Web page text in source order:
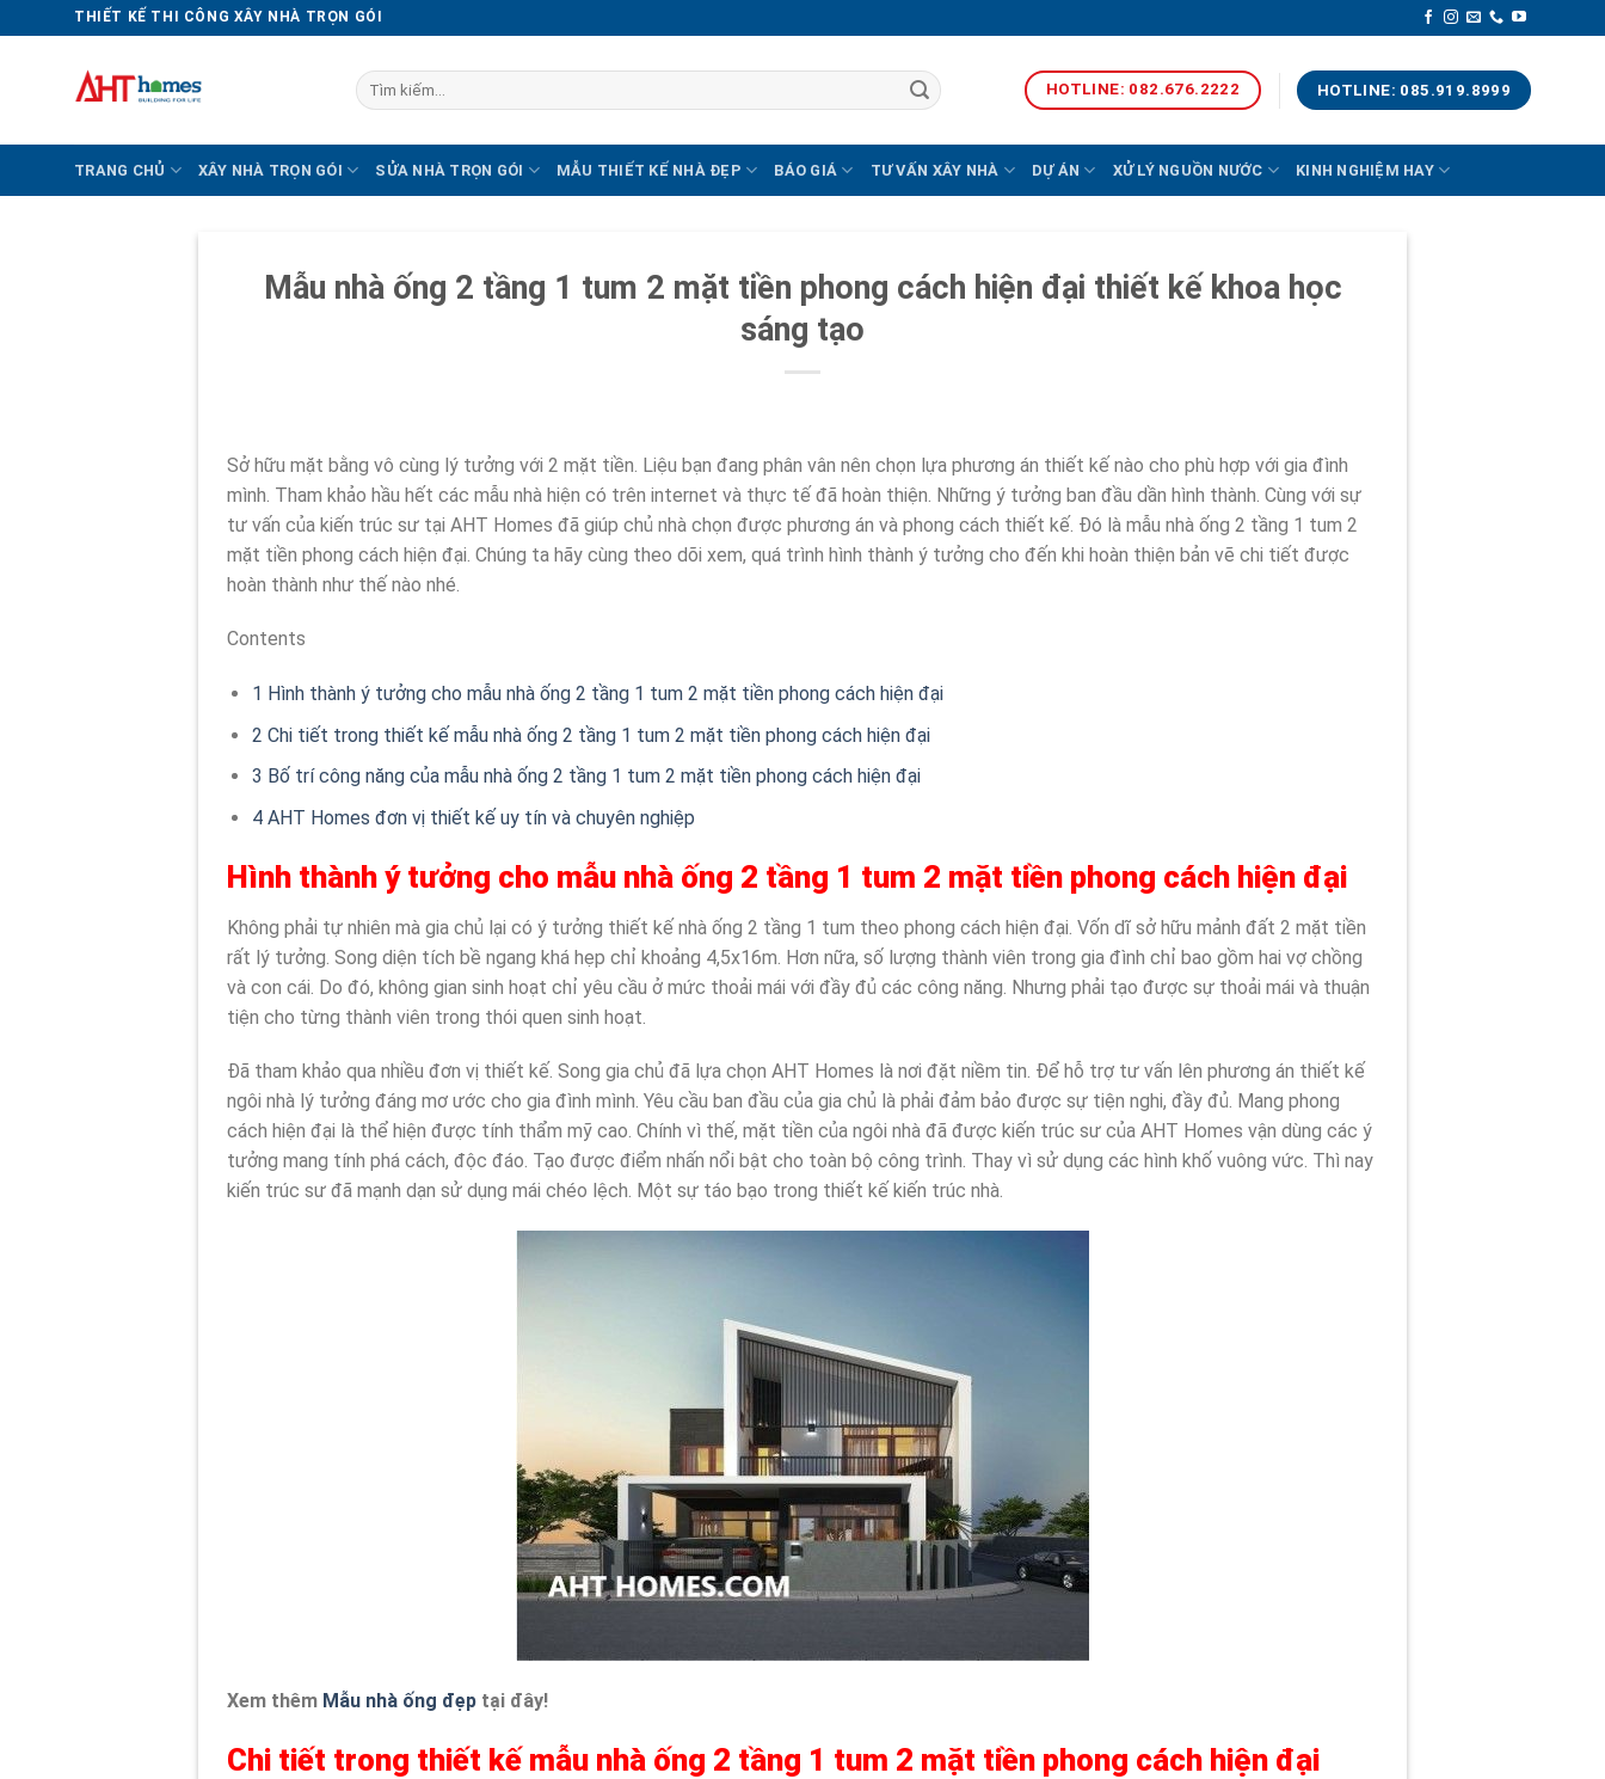
THIẾT KẾ THI CÔNG XÂY NHÀ TRỌN GÓI
Tìm
kiếm:
HOTLINE: 082.676.2222 HOTLINE: 085.919.8999
TRANG CHỦ XÂY NHÀ TRỌN GÓI SỬA NHÀ TRỌN GÓI MẪU THIẾT KẾ NHÀ ĐẸP BÁO GIÁ TƯ VẤN XÂY NHÀ DỰ ÁN XỬ LÝ NGUỒN NƯỚC KINH NGHIỆM HAY
Mẫu nhà ống 2 tầng 1 tum 2 mặt tiền phong cách hiện đại thiết kế khoa học
sáng tạo
Sở hữu mặt bằng vô cùng lý tưởng với 2 mặt tiền. Liệu bạn đang phân vân nên chọn lựa phương án thiết kế nào cho phù hợp với gia đình
mình. Tham khảo hầu hết các mẫu nhà hiện có trên internet và thực tế đã hoàn thiện. Những ý tưởng ban đầu dần hình thành. Cùng với sự
tư vấn của kiến trúc sư tại AHT Homes đã giúp chủ nhà chọn được phương án và phong cách thiết kế. Đó là mẫu nhà ống 2 tầng 1 tum 2
mặt tiền phong cách hiện đại. Chúng ta hãy cùng theo dõi xem, quá trình hình thành ý tưởng cho đến khi hoàn thiện bản vẽ chi tiết được
hoàn thành như thế nào nhé.
Contents
1 Hình thành ý tưởng cho mẫu nhà ống 2 tầng 1 tum 2 mặt tiền phong cách hiện đại
2 Chi tiết trong thiết kế mẫu nhà ống 2 tầng 1 tum 2 mặt tiền phong cách hiện đại
3 Bố trí công năng của mẫu nhà ống 2 tầng 1 tum 2 mặt tiền phong cách hiện đại
4AHT Homes đơn vị thiết kế uy tín và chuyên nghiệp
Hình thành ý tưởng cho mẫu nhà ống 2 tầng 1 tum 2 mặt tiền phong cách hiện đại
Không phải tự nhiên mà gia chủ lại có ý tưởng thiết kế nhà ống 2 tầng 1 tum theo phong cách hiện đại. Vốn dĩ sở hữu mảnh đất 2 mặt tiền
rất lý tưởng. Song diện tích bề ngang khá hẹp chỉ khoảng 4,5x16m. Hơn nữa, số lượng thành viên trong gia đình chỉ bao gồm hai vợ chồng
và con cái. Do đó, không gian sinh hoạt chỉ yêu cầu ở mức thoải mái với đầy đủ các công năng. Nhưng phải tạo được sự thoải mái và thuận
tiện cho từng thành viên trong thói quen sinh hoạt.
Đã tham khảo qua nhiều đơn vị thiết kế. Song gia chủ đã lựa chọn AHT Homes là nơi đặt niềm tin. Để hỗ trợ tư vấn lên phương án thiết kế
ngôi nhà lý tưởng đáng mơ ước cho gia đình mình. Yêu cầu ban đầu của gia chủ là phải đảm bảo được sự tiện nghi, đầy đủ. Mang phong
cách hiện đại là thể hiện được tính thẩm mỹ cao. Chính vì thế, mặt tiền của ngôi nhà đã được kiến trúc sư của AHT Homes vận dùng các ý
tưởng mang tính phá cách, độc đáo. Tạo được điểm nhấn nổi bật cho toàn bộ công trình. Thay vì sử dụng các hình khố vuông vức. Thì nay
kiến trúc sư đã mạnh dạn sử dụng mái chéo lệch. Một sự táo bạo trong thiết kế kiến trúc nhà.
Xem thêm Mẫu nhà ống đẹp tại đây!
Chi tiết trong thiết kế mẫu nhà ống 2 tầng 1 tum 2 mặt tiền phong cách hiện đại